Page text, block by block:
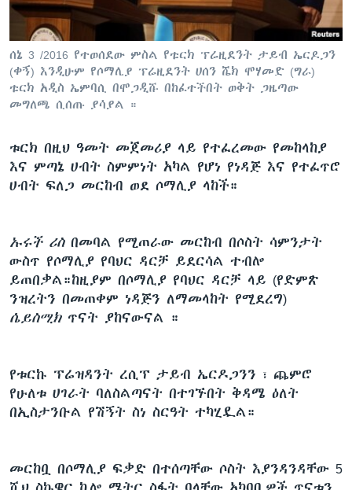
ቋንቋዎች
ሰኔ 3 /2016 የተወሰደው ምስል የቱርክ ፕሬዚደንት ታይብ ኤርዶጋን
(ቀኝ) እንዲሁም የሶማሊያ ፕሬዚደንት ሀሰን ሼክ ሞሃመድ (ግራ)
ቱርክ አዲስ ኤምባሲ በሞጋዲሹ በከፈተችበት ወቅት ጋዜጣው
መግለጫ ሲሰጡ ያሳያል ።
ቱርክ በዚህ ዓመት መጀመሪያ ላይ የተፈረመው የመከላከያ
እና ምጣኔ ሀብት ስምምነት አካል የሆነ የነዳጅ እና የተፈጥሮ
ሀብት ፍለጋ መርከብ ወደ ሶማሊያ ላከች።
ኡሩች ሪስ በመባል የሚጠራው መርከብ በሶስት ሳምንታት
ውስጥ የሶማሊያ የባህር ዳርቻ ይደርሳል ተብሎ
ይጠበቃል።ከዚያም በሶማሊያ የባህር ዳርቻ ላይ (የድምጽ
ንዝረትን በመጠቀም ነዳጅን ለማመላከት የሚደረግ)
ሴይስሚክጥናት ያከናውናል ።
የቱርኩ ፕሬዝዳንት ረሲፕ ታይብ ኤርዶጋንን ፣ ጨምሮ
የሁለቱ ሀገራት ባለስልጣናት በተገኙበት ቅዳሜ ዕለት
በኢስታንቡል የሽኝት ስነ ስርዓት ተካሂዷል።
መርከቧ በሶማሊያ ፍቃድ በተሰጣቸው ሶስት እያንዳንዳቸው 5